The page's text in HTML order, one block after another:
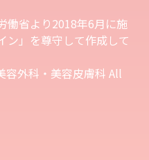
働省より2018年6月に施
ン」を尊守して作成して
外科・美容皮膚科 All